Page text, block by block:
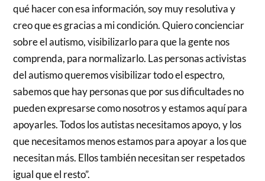
qué hacer con esa información, soy muy resolutiva y
creo que es gracias a mi condición. Quiero concienciar
sobre el autismo, visibilizarlo para que la gente nos
comprenda, para normalizarlo. Las personas activistas
del autismo queremos visibilizar todo el espectro,
sabemos que hay personas que por sus dificultades no
pueden expresarse como nosotros y estamos aquí para
apoyarles. Todos los autistas necesitamos apoyo, y los
que necesitamos menos estamos para apoyar a los que
necesitan más. Ellos también necesitan ser respetados
igual que el resto”.